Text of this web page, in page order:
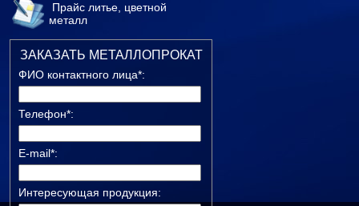
Прайс литье, цветной
металл
ЗАКАЗАТЬ МЕТАЛЛОПРОКАТ
ФИО контактного лица*:
Телефон*:
E-mail*:
Интересующая продукция: